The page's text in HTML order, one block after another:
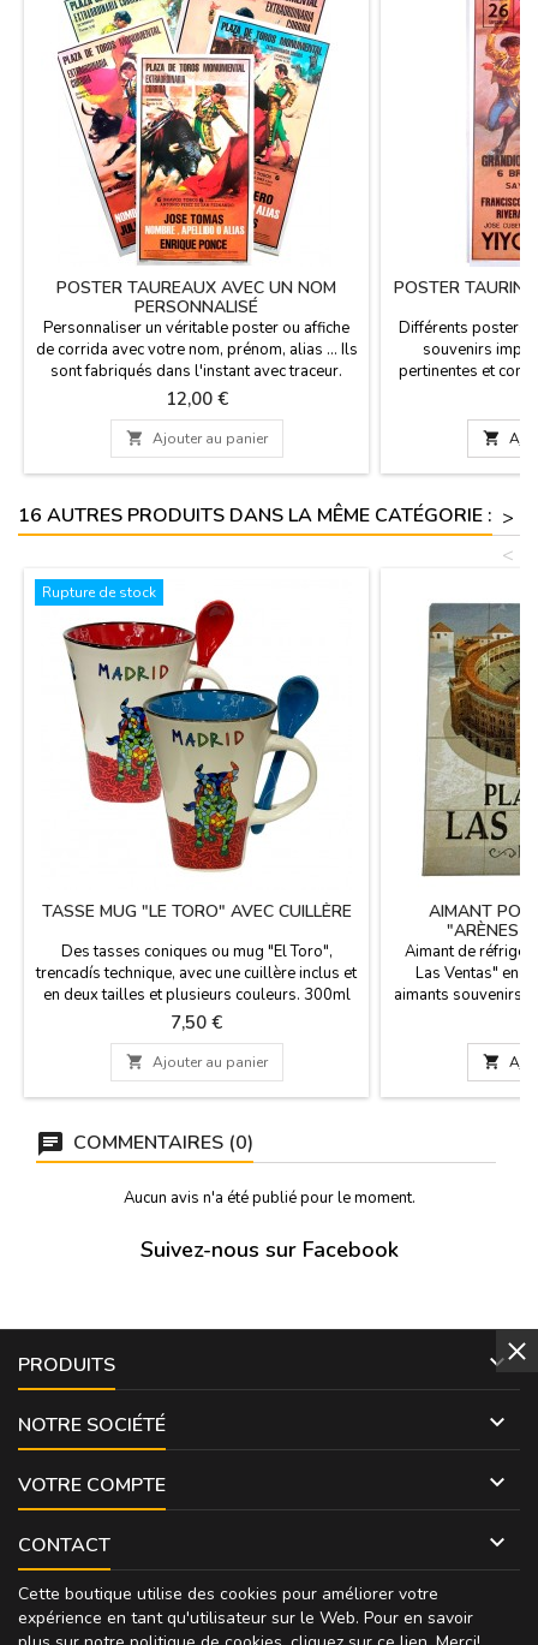
POSTER TAUREAUX AVEC UN NOM
PERSONNALISÉ
Personnaliser un véritable poster ou affiche
de corrida avec votre nom, prénom, alias ... Ils
sont fabriqués dans l'instant avec traceur.
Dimensions: 53 x 97 cmEntrez votre nom,
prénom ou pseudonyme dans la
"personnaliser le produit", veuillez noter que
l'espace est limité: il est préférable de ne pas
beaucoup de texte.
Prix
12,00 €
 Ajouter au panier
POSTER TAURIN
Différents posters
souvenirs
pertinentes et
l'histoire.Le poster
56 cm x 97 cm.

16 AUTRES PRODUITS DANS LA MÊME CATÉGORIE : >
<
Rupture de stock
TASSE MUG "LE TORO" AVEC CUILLÈRE
Des tasses coniques ou mug "El Toro",
trencadís technique, avec une cuillère inclus et
en deux tailles et plusieurs couleurs. 300ml
Taille: 12 cm grands / petits 7 cm haute.
Prix
7,50 €
 Ajouter au panier
AIMANT
"ARÈNES
Aimant de
Las Ventas" en
aimants souvenirs
souvenirs
x 8 cm. Modèle 2 :
cm. Modèle 4 : 10

COMMENTAIRES (0)
Aucun avis n'a été publié pour le moment.
Suivez-nous sur Facebook
PRODUITS 
NOTRE SOCIÉTÉ 
VOTRE COMPTE 
CONTACT 
Cette boutique utilise des cookies pour améliorer votre
expérience en tant qu'utilisateur sur le Web. Pour en savoir